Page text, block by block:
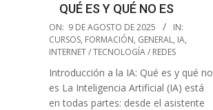
QUÉ ES Y QUÉ NO ES
2025-
08-
09
ON: 9 DE AGOSTO DE 2025
IN:
CURSOS, FORMACIÓN, GENERAL, IA,
INTERNET / TECNOLOGÍA / REDES
Introducción a la IA: Qué es y qué no
es La Inteligencia Artificial (IA) está
en todas partes: desde el asistente